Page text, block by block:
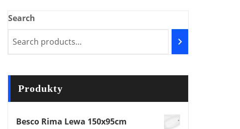
Search
Produkty
Besco Rima Lewa 150x95cm